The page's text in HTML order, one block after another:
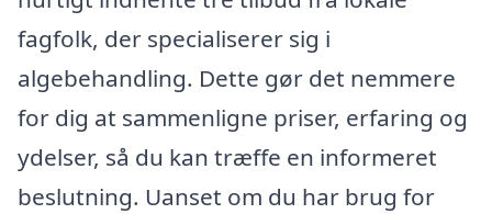
fagfolk, der specialiserer sig i
algebehandling. Dette gør det nemmere
for dig at sammenligne priser, erfaring og
ydelser, så du kan træffe en informeret
beslutning. Uanset om du har brug for